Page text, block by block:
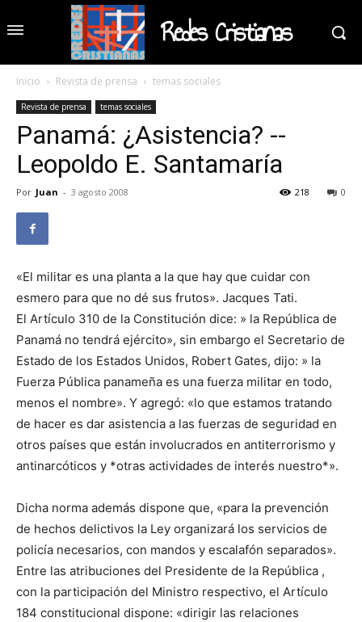
Redes Cristianas
Inicio Revista de prensa temas sociales
Revista de prensa temas sociales
Panamá: ¿Asistencia? --
Leopoldo E. Santamaría
Por Juan - 3 agosto 2008 0
218
«El militar es una planta a la que hay que cuidar con
esmero para que no dé sus frutos». Jacques Tati.
El Artículo 310 de la Constitución dice: » la República de
Panamá no tendrá ejército», sin embargo el Secretario de
Estado de los Estados Unidos, Robert Gates, dijo: » la
Fuerza Pública panameña es una fuerza militar en todo,
menos el nombre». Y agregó: «lo que estamos tratando
de hacer es dar asistencia a las fuerzas de seguridad en
otros países que están involucrados en antiterrorismo y
antinarcóticos y *otras actividades de interés nuestro*».
Dicha norma además dispone que, «para la prevención
de hechos delictivos la Ley organizará los servicios de
policía necesarios, con mandos y escalafón separados».
Entre las atribuciones del Presidente de la República ,
con la participación del Ministro respectivo, el Artículo
184 constitucional dispone: «dirigir las relaciones